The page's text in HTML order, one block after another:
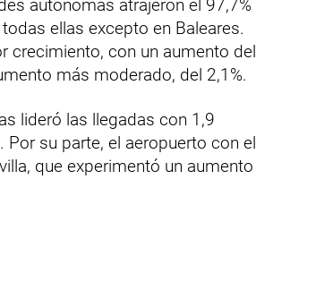
autónomas atrajeron el 97,7%
ellas excepto en Baleares.
crecimiento, con un aumento del
más moderado, del 2,1%.
lideró las llegadas con 1,9
su parte, el aeropuerto con el
que experimentó un aumento